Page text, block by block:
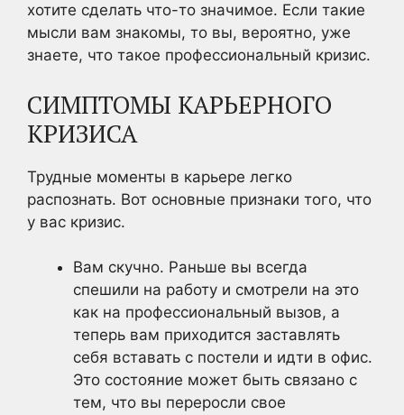
хотите сделать что-то значимое. Если такие
мысли вам знакомы, то вы, вероятно, уже
знаете, что такое профессиональный кризис.
СИМПТОМЫ КАРЬЕРНОГО
КРИЗИСА
Трудные моменты в карьере легко
распознать. Вот основные признаки того, что
у вас кризис.
Вам скучно. Раньше вы всегда
спешили на работу и смотрели на это
как на профессиональный вызов, а
теперь вам приходится заставлять
себя вставать с постели и идти в офис.
Это состояние может быть связано с
тем, что вы переросли свое